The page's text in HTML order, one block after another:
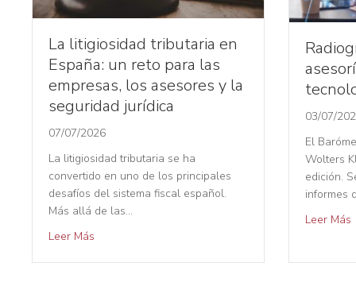
La litigiosidad tributaria en
España: un reto para las
empresas, los asesores y la
seguridad jurídica
07/07/2026
La litigiosidad tributaria se ha
convertido en uno de los principales
desafíos del sistema fiscal español.
Más allá de las…
Leer Más
03/07/
El
Wolters
edición.
informes
Leer Más